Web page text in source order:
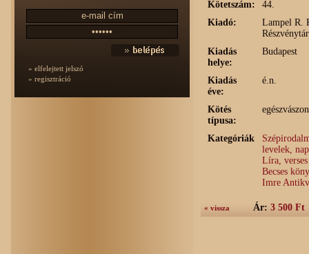
» elfelejtett jelszó
» regisztráció
Kötetszám:
44.
Kiadó:
Lampel R.
Kiadás
helye:
Budapest
Kiadás
éve:
é.n.
Kötés
típusa:
Kategóriák
levelek,
Líra,
Becses
Imre
« vissza Ár: 3 500 Ft